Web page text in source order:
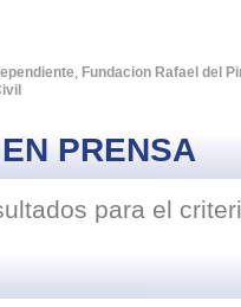
Fundacion Rafael del
PRENSA
para el